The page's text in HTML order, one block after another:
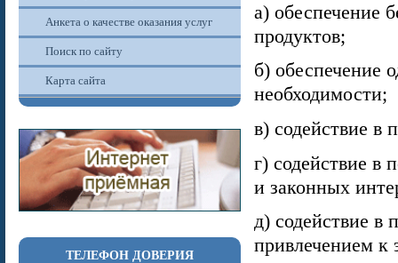
Анкета о качестве оказания услуг
Поиск по сайту
Карта сайта
ТЕЛЕФОН ДОВЕРИЯ
а) обеспечение
продуктов;
б) обеспечение
необходимости;
в) содействие в
г) содействие
и законных
д) содействие в
привлечением к